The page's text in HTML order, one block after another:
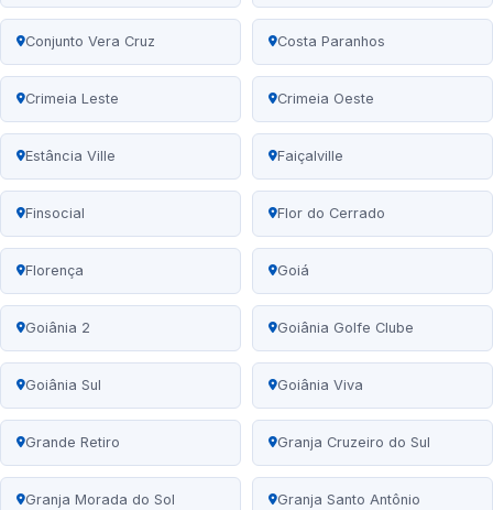
Conjunto Vera Cruz Costa Paranhos
Crimeia Leste Crimeia Oeste
Estância Ville Faiçalville
Finsocial Flor do Cerrado
Florença Goiá
Goiânia 2 Goiânia Golfe Clube
Goiânia Sul Goiânia Viva
Grande Retiro Granja Cruzeiro do Sul
Granja Morada do Sol Granja Santo Antônio